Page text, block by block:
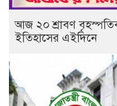
আজ ২০ শ্রাবণ
ইতিহাসের এইদিনে